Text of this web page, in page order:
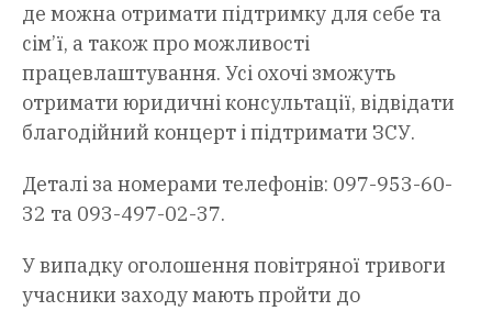
де можна отримати підтримку для себе та
сім’ї, а також про можливості
працевлаштування. Усі охочі зможуть
отримати юридичні консультації, відвідати
благодійний концерт і підтримати ЗСУ.
Деталі за номерами телефонів: 097-953-60-
32 та 093-497-02-37.
У випадку оголошення повітряної тривоги
учасники заходу мають пройти до